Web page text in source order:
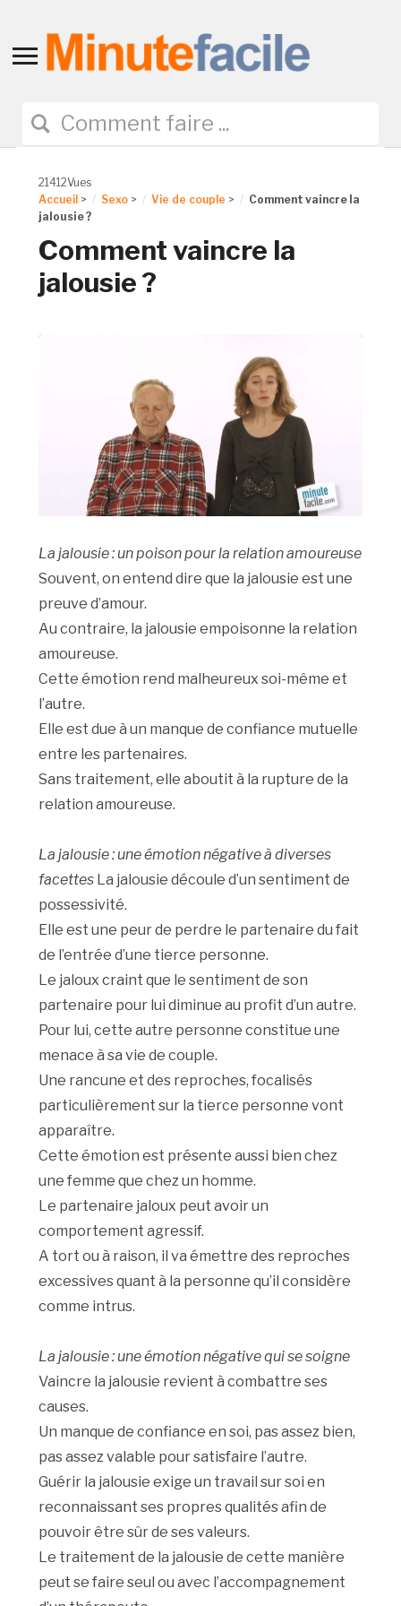
Toggle
navigation
21412Vues
Accueil > Sexo > Vie de couple >
Comment vaincre la
jalousie ?
Comment vaincre la
jalousie ?
La jalousie : un poison pour la relation amoureuse
Souvent, on entend dire que la jalousie est une
preuve d’amour.
Au contraire, la jalousie empoisonne la relation
amoureuse.
Cette émotion rend malheureux soi-même et
l’autre.
Elle est due à un manque de confiance mutuelle
entre les partenaires.
Sans traitement, elle aboutit à la rupture de la
relation amoureuse.
La jalousie : une émotion négative à diverses
facettes La jalousie découle d’un sentiment de
possessivité.
Elle est une peur de perdre le partenaire du fait
de l’entrée d’une tierce personne.
Le jaloux craint que le sentiment de son
partenaire pour lui diminue au profit d’un autre.
Pour lui, cette autre personne constitue une
menace à sa vie de couple.
Une rancune et des reproches, focalisés
particulièrement sur la tierce personne vont
apparaître.
Cette émotion est présente aussi bien chez
une femme que chez un homme.
Le partenaire jaloux peut avoir un
comportement agressif.
A tort ou à raison, il va émettre des reproches
excessives quant à la personne qu’il considère
comme intrus.
La jalousie : une émotion négative qui se soigne
Vaincre la jalousie revient à combattre ses
causes.
Un manque de confiance en soi, pas assez bien,
pas assez valable pour satisfaire l’autre.
Guérir la jalousie exige un travail sur soi en
reconnaissant ses propres qualités afin de
pouvoir être sûr de ses valeurs.
Le traitement de la jalousie de cette manière
peut se faire seul ou avec l’accompagnement